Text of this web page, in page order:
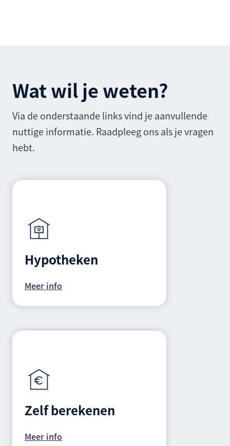
Wat wil je weten?
Via de onderstaande links vind je aanvullende
nuttige informatie. Raadpleeg ons als je vragen
hebt.
Hypotheken
Meer info
Zelf berekenen
Meer info